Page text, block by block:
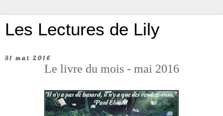
Les Lectures de Lily
31 mai 2016
Le livre du mois - mai 2016